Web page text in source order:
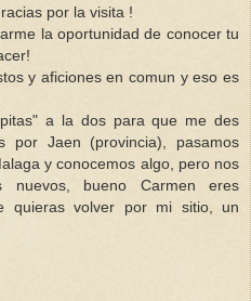
por la visita !
la oportunidad de conocer tu
y aficiones en comun y eso es
a la dos para que me des
por Jaen (provincia), pasamos
y conocemos algo, pero nos
nuevos, bueno Carmen eres
quieras volver por mi sitio, un